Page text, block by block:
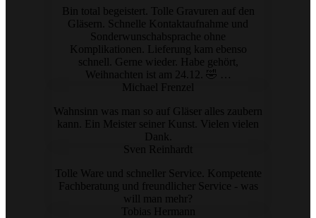
Bin total begeistert. Tolle Gravuren auf den
Gläsern. Schnelle Kontaktaufnahme und
Sonderwunschabsprache ohne
Komplikationen. Lieferung kam ebenso
schnell. Gerne wieder. Habe gehört,
Weihnachten ist am 24.12. 🤣 …
Michael Frenzel
Wahnsinn was man so auf Gläser alles zaubern
kann. Ein Meister seiner Kunst. Vielen vielen
Dank.
Sven Reinhardt
Tolle Ware und schneller Service. Kompetente
Fachberatung und freundlicher Service - was
will man mehr?
Tobias Hermann